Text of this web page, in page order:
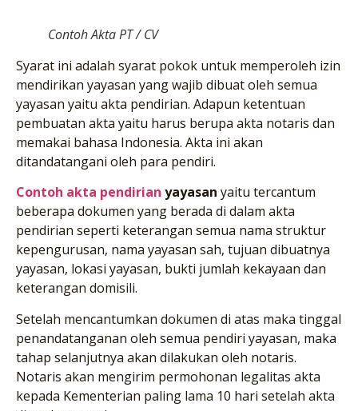
Contoh Akta PT / CV
Syarat ini adalah syarat pokok untuk memperoleh izin
mendirikan yayasan yang wajib dibuat oleh semua
yayasan yaitu akta pendirian. Adapun ketentuan
pembuatan akta yaitu harus berupa akta notaris dan
memakai bahasa Indonesia. Akta ini akan
ditandatangani oleh para pendiri.
Contoh akta pendirian yayasan yaitu tercantum
beberapa dokumen yang berada di dalam akta
pendirian seperti keterangan semua nama struktur
kepengurusan, nama yayasan sah, tujuan dibuatnya
yayasan, lokasi yayasan, bukti jumlah kekayaan dan
keterangan domisili.
Setelah mencantumkan dokumen di atas maka tinggal
penandatanganan oleh semua pendiri yayasan, maka
tahap selanjutnya akan dilakukan oleh notaris.
Notaris akan mengirim permohonan legalitas akta
kepada Kementerian paling lama 10 hari setelah akta